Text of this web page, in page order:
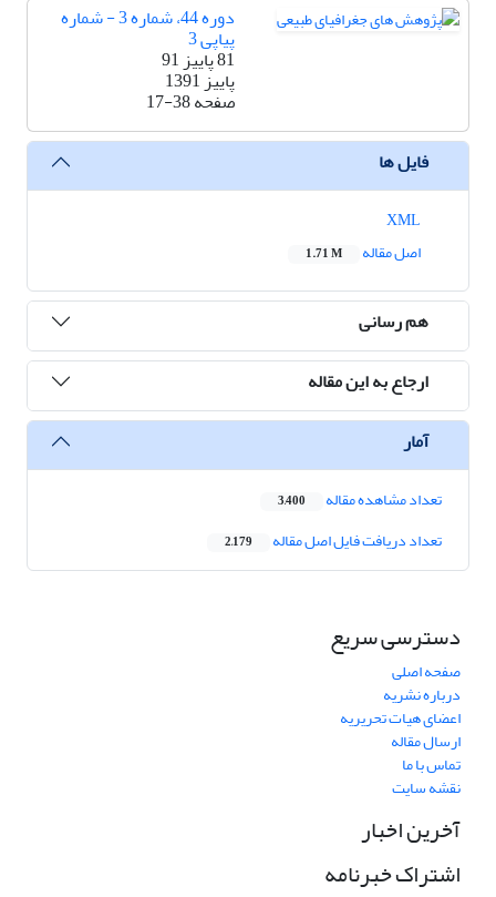
دوره 44، شماره 3 - شماره
پیاپی 3
81 پاییز 91
پاییز 1391
صفحه17-38
فایل ها
اصل مقاله
1.71 M
هم رسانی
ارجاع به این مقاله
آمار
تعداد مشاهده مقاله 3,400
تعداد دریافت فایل اصل مقاله 2,179
دسترسی سریع
صفحه اصلی
درباره نشریه
اعضای هیات تحریریه
ارسال مقاله
تماس با ما
نقشه سایت
آخرین اخبار
اشتراک خبرنامه